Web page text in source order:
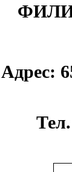
Адрес:
Тел